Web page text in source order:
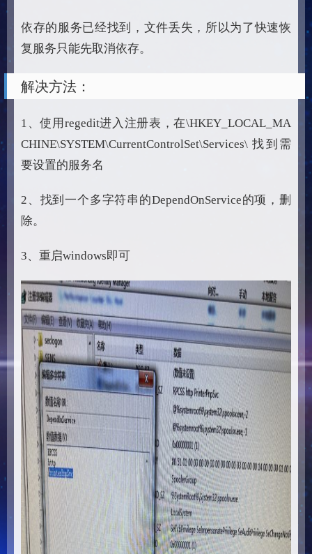
依存的服务已经找到，文件丢失，所以为了快速恢
复服务只能先取消依存。
解决方法：
1、使用regedit进入注册表，在\HKEY_LOCAL_MA
CHINE\SYSTEM\CurrentControlSet\Services\ 找到需
要设置的服务名
2、找到一个多字符串的DependOnService的项，删
除。
3、重启windows即可